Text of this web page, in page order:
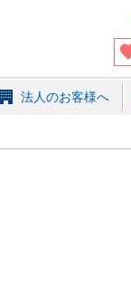
法人のお客様へ